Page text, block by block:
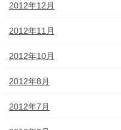
2012年12月
2012年11月
2012年10月
2012年8月
2012年7月